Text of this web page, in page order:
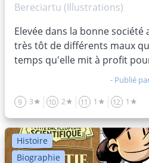
Bereciartu (Illustrations)
Elevée dans la bonne
très tôt de différents maux
temps qu'elle mit à profit
- Publié
9 3★ 10 2★ 11 1★ 12 1★
Histoire
Biographie